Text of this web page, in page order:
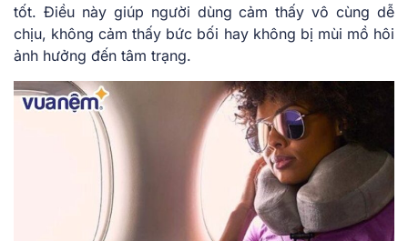
tốt. Điều này giúp người dùng cảm thấy vô cùng dễ
chịu, không cảm thấy bức bối hay không bị mùi mồ hôi
ảnh hưởng đến tâm trạng.